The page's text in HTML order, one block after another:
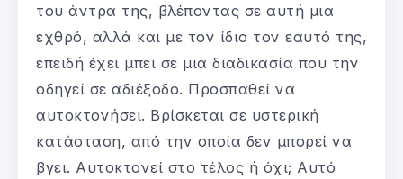
του άντρα της, βλέποντας σε αυτή μια
εχθρό, αλλά και με τον ίδιο τον εαυτό της,
επειδή έχει μπει σε μια διαδικασία που την
οδηγεί σε αδιέξοδο. Προσπαθεί να
αυτοκτονήσει. Βρίσκεται σε υστερική
κατάσταση, από την οποία δεν μπορεί να
βγει. Αυτοκτονεί στο τέλος ή όχι; Αυτό